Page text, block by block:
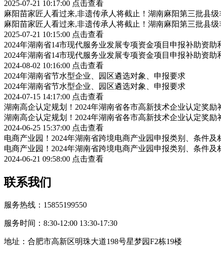
2025-07-21 10:17:00 点击查看
麻阳苗家匠人看过来,非遗传承人将截止！湖南麻阳第三批县
麻阳苗家匠人看过来,非遗传承人将截止！湖南麻阳第三批县
2025-07-21 10:15:00 点击查看
2024年湖南省14市现代服务业发展专项资金项目申报补助资
2024年湖南省14市现代服务业发展专项资金项目申报补助资
2024-08-02 10:16:00 点击查看
2024年湖南省节水型企业、园区遴选对象、申报要求
2024年湖南省节水型企业、园区遴选对象、申报要求
2024-07-15 14:17:00 点击查看
湖南高企认定规划！2024年湖南省各市高新技术企业认定奖
湖南高企认定规划！2024年湖南省各市高新技术企业认定奖
2024-06-25 15:37:00 点击查看
电商产业园！2024年湖南省跨境电商产业园申报类别、条件及
电商产业园！2024年湖南省跨境电商产业园申报类别、条件及
2024-06-21 09:58:00 点击查看
联系我们
服务热线：15855199550
服务时间：8:30-12:00 13:30-17:30
地址：合肥市高新区明珠大道198号星梦园F2栋19楼